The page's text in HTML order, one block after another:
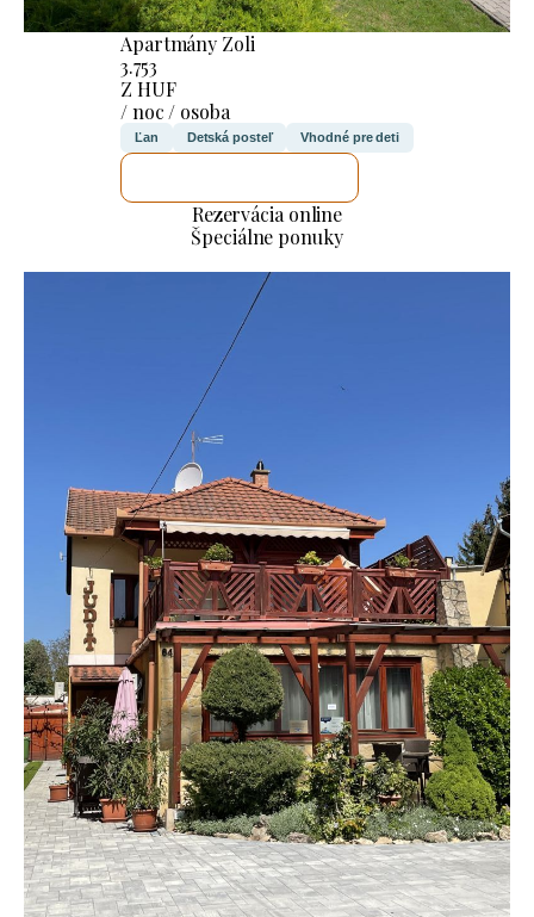
Apartmány Zoli
3.753
Z HUF
/ noc / osoba
Ľan Detská posteľ Vhodné pre deti
Rezervácia online
Špeciálne ponuky